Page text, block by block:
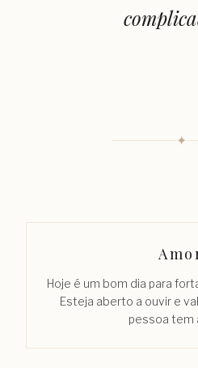
✦
Hoje é um bom dia para
Esteja aberto a ouvir e
pessoa tem